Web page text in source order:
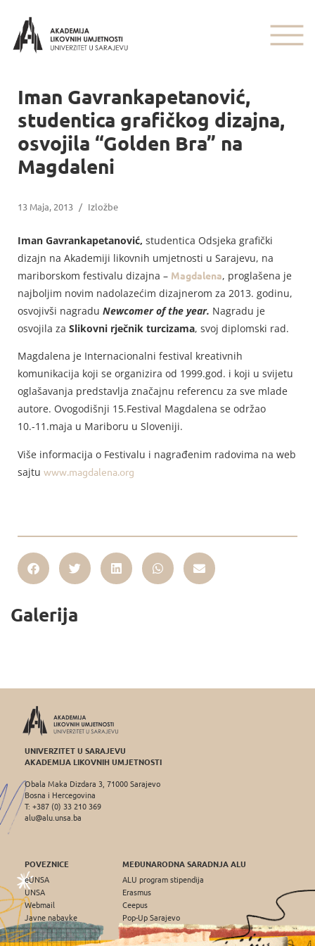
Iman Gavrankapetanović,
studentica grafičkog dizajna,
osvojila “Golden Bra” na
Magdaleni
13 Maja, 2013 / Izložbe
Iman Gavrankapetanović, studentica Odsjeka grafički
dizajn na Akademiji likovnih umjetnosti u Sarajevu, na
mariborskom festivalu dizajna – Magdalena, proglašena je
najboljim novim nadolazećim dizajnerom za 2013. godinu,
osvojivši nagradu Newcomer of the year. Nagradu je
osvojila za Slikovni rječnik turcizama, svoj diplomski rad.
Magdalena je Internacionalni festival kreativnih
komunikacija koji se organizira od 1999.god. i koji u svijetu
oglašavanja predstavlja značajnu referencu za sve mlade
autore. Ovogodišnji 15.Festival Magdalena se održao
10.-11.maja u Mariboru u Sloveniji.
Više informacija o Festivalu i nagrađenim radovima na web
sajtu www.magdalena.org
Galerija
UNIVERZITET U SARAJEVU
AKADEMIJA LIKOVNIH UMJETNOSTI
Obala Maka Dizdara 3, 71000 Sarajevo
Bosna i Hercegovina
T: +387 (0) 33 210 369
alu@alu.unsa.ba
POVEZNICE
eUNSA
UNSA
Webmail
Javne nabavke
MEĐUNARODNA SARADNJA ALU
ALU program stipendija
Erasmus
Ceepus
Pop-Up Sarajevo